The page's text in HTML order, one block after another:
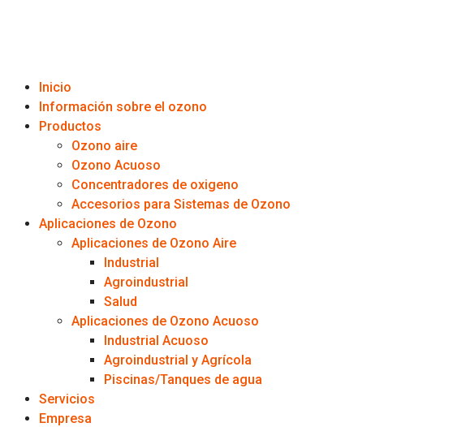
Inicio
Información sobre el ozono
Productos
Ozono aire
Ozono Acuoso
Concentradores de oxigeno
Accesorios para Sistemas de Ozono
Aplicaciones de Ozono
Aplicaciones de Ozono Aire
Industrial
Agroindustrial
Salud
Aplicaciones de Ozono Acuoso
Industrial Acuoso
Agroindustrial y Agrícola
Piscinas/Tanques de agua
Servicios
Empresa